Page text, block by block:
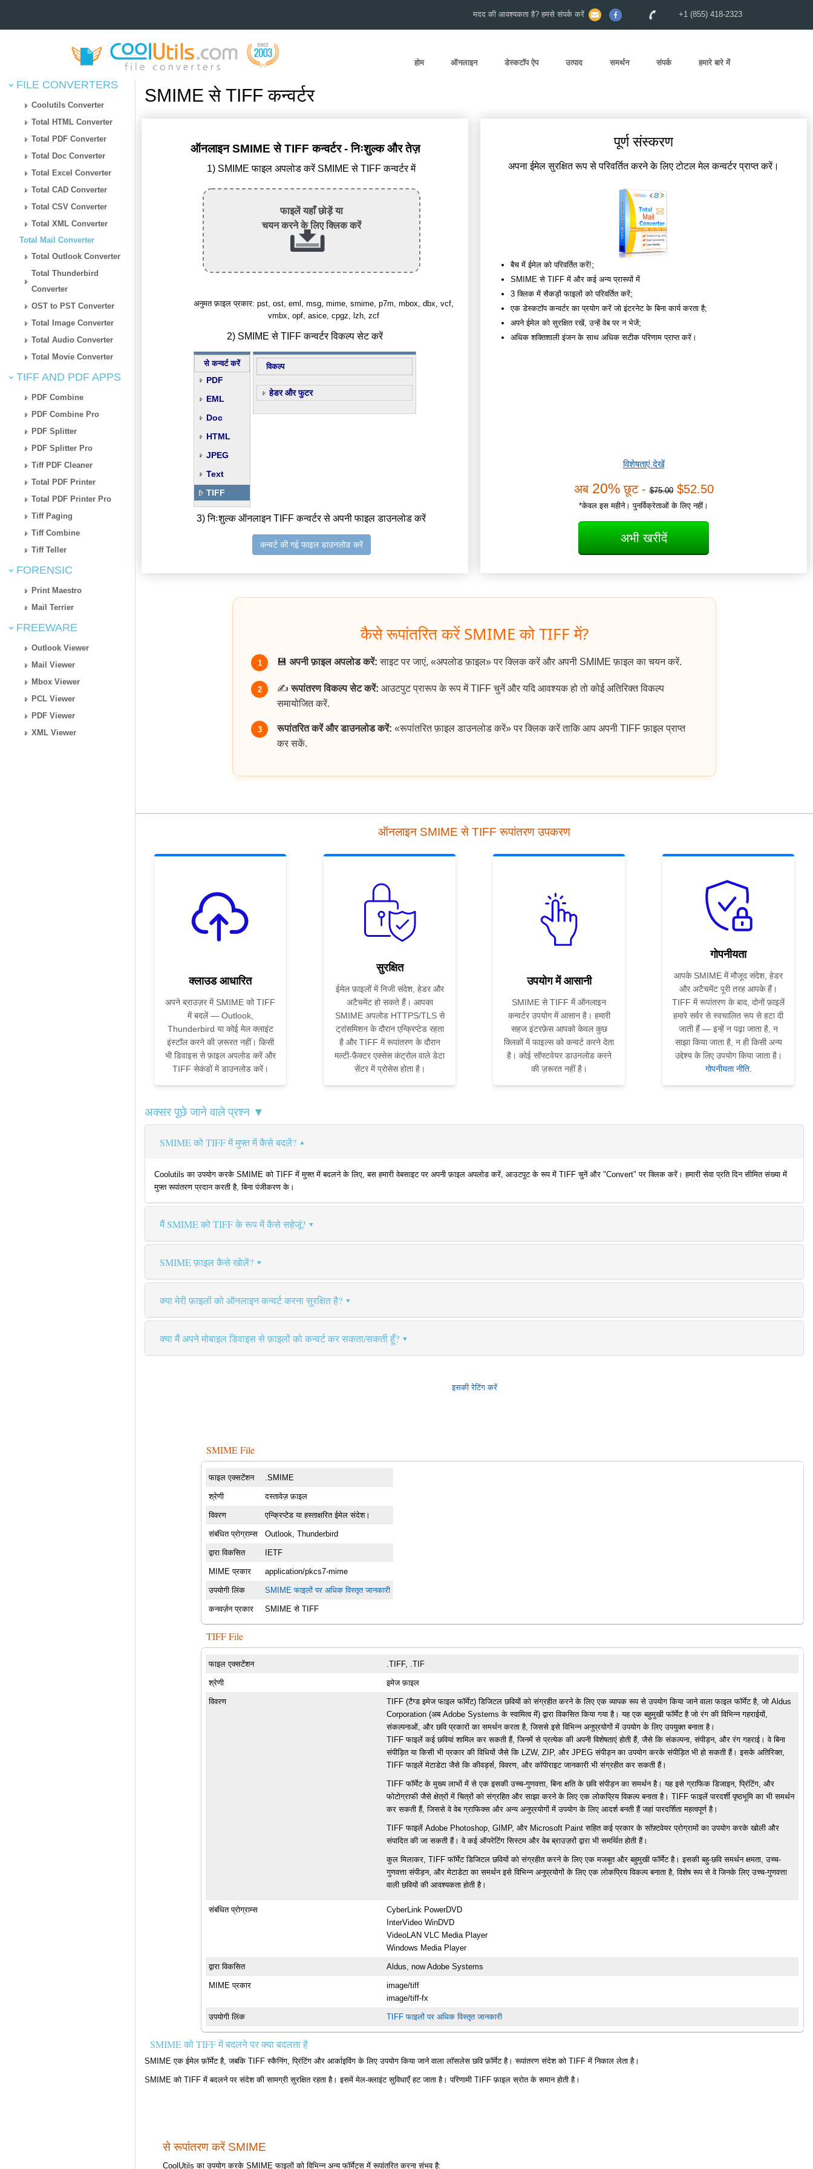
मदद की आवश्यकता है? हमसे संपर्क करें +1 (855) 418-2323
होम ऑनलाइन डेस्कटॉप ऐप उत्पाद समर्थन संपर्क हमारे बारे में
FILE CONVERTERS
Coolutils Converter
Total HTML Converter
Total PDF Converter
Total Doc Converter
Total Excel Converter
Total CAD Converter
Total CSV Converter
Total XML Converter
Total Mail Converter
Total Outlook Converter
Total Thunderbird
Converter
OST to PST Converter
Total Image Converter
Total Audio Converter
Total Movie Converter
TIFF AND PDF APPS
PDF Combine
PDF Combine Pro
PDF Splitter
PDF Splitter Pro
Tiff PDF Cleaner
Total PDF Printer
Total PDF Printer Pro
Tiff Paging
Tiff Combine
Tiff Teller
FORENSIC
Print Maestro
Mail Terrier
FREEWARE
Outlook Viewer
Mail Viewer
Mbox Viewer
PCL Viewer
PDF Viewer
XML Viewer
SMIME से TIFF कन्वर्टर
ऑनलाइन SMIME से TIFF कन्वर्टर - निःशुल्क और तेज़
1) SMIME फाइल अपलोड करें SMIME से TIFF कन्वर्टर में
फाइलें यहाँ छोड़ें या
चयन करने के लिए क्लिक करें
अनुमत फ़ाइल प्रकार: pst, ost, eml, msg, mime, smime, p7m, mbox, dbx, vcf,
vmbx, opf, asice, cpgz, lzh, zcf
2) SMIME से TIFF कन्वर्टर विकल्प सेट करें
से कन्वर्ट करें
PDF
EML
Doc
HTML
JPEG
Text
TIFF
विकल्प
हेडर और फुटर
3) निःशुल्क ऑनलाइन TIFF कन्वर्टर से अपनी फाइल डाउनलोड करें
कन्वर्ट की गई फाइल डाउनलोड करें
पूर्ण संस्करण
अपना ईमेल सुरक्षित रूप से परिवर्तित करने के लिए टोटल मेल कन्वर्टर प्राप्त करें।
बैच में ईमेल को परिवर्तित करें!;
SMIME से TIFF में और कई अन्य प्रारूपों में
3 क्लिक में सैकड़ों फाइलों को परिवर्तित करें;
एक डेस्कटॉप कन्वर्टर का प्रयोग करें जो इंटरनेट के बिना कार्य करता है;
अपने ईमेल को सुरक्षित रखें, उन्हें वेब पर न भेजें;
अधिक शक्तिशाली इंजन के साथ अधिक सटीक परिणाम प्राप्त करें।
विशेषताएं देखें
अब 20%छूट -$75.00$52.50
*केवल इस महीने। पुनर्विक्रेताओं के लिए नहीं।
अभी खरीदें
कैसे रूपांतरित करें SMIME को TIFF में?
1 💾 अपनी फ़ाइल अपलोड करें: साइट पर जाएं, «अपलोड फ़ाइल» पर क्लिक करें और अपनी SMIME फ़ाइल का चयन करें.
2 ✍️रूपांतरण विकल्प सेट करें: आउटपुट प्रारूप के रूप में TIFF चुनें और यदि आवश्यक हो तो कोई अतिरिक्त विकल्प
समायोजित करें.
3 रूपांतरित करें और डाउनलोड करें: «रूपांतरित फ़ाइल डाउनलोड करें» पर क्लिक करें ताकि आप अपनी TIFF फ़ाइल प्राप्त
कर सकें.
ऑनलाइन SMIME से TIFF रूपांतरण उपकरण
क्लाउड आधारित
अपने ब्राउज़र में SMIME को TIFF
में बदलें — Outlook,
Thunderbird या कोई मेल क्लाइंट
इंस्टॉल करने की ज़रूरत नहीं। किसी
भी डिवाइस से फ़ाइल अपलोड करें और
TIFF सेकंडों में डाउनलोड करें।
सुरक्षित
ईमेल फ़ाइलों में निजी संदेश, हेडर और
अटैचमेंट हो सकते हैं। आपका
SMIME अपलोड HTTPS/TLS से
ट्रांसमिशन के दौरान एन्क्रिप्टेड रहता
है और TIFF में रूपांतरण के दौरान
मल्टी-फ़ैक्टर एक्सेस कंट्रोल वाले डेटा
सेंटर में प्रोसेस होता है।
उपयोग में आसानी
SMIME से TIFF में ऑनलाइन
कन्वर्टर उपयोग में आसान है। हमारी
सहज इंटरफ़ेस आपको केवल कुछ
क्लिकों में फाइल्स को कन्वर्ट करने देता
है। कोई सॉफ्टवेयर डाउनलोड करने
की ज़रूरत नहीं है।
गोपनीयता
आपके SMIME में मौजूद संदेश, हेडर
और अटैचमेंट पूरी तरह आपके हैं।
TIFF में रूपांतरण के बाद, दोनों फ़ाइलें
हमारे सर्वर से स्वचालित रूप से हटा दी
जाती हैं — इन्हें न पढ़ा जाता है, न
साझा किया जाता है, न ही किसी अन्य
उद्देश्य के लिए उपयोग किया जाता है।
गोपनीयता नीति.
अक्सर पूछे जाने वाले प्रश्न ▼
SMIME को TIFF में मुफ्त में कैसे बदलें?
Coolutils का उपयोग करके SMIME को TIFF में मुफ्त में बदलने के लिए, बस हमारी वेबसाइट पर अपनी फ़ाइल अपलोड करें, आउटपुट के रूप में TIFF चुनें और "Convert" पर क्लिक करें। हमारी सेवा प्रति दिन सीमित संख्या में
मुफ्त रूपांतरण प्रदान करती है, बिना पंजीकरण के।
मैं SMIME को TIFF के रूप में कैसे सहेजूं?
SMIME फ़ाइल कैसे खोलें?
क्या मेरी फ़ाइलों को ऑनलाइन कन्वर्ट करना सुरक्षित है?
क्या मैं अपने मोबाइल डिवाइस से फ़ाइलों को कन्वर्ट कर सकता/सकती हूँ?
इसकी रेटिंग करें
SMIME File
फाइल एक्सटेंशन .SMIME
श्रेणी दस्तावेज़ फ़ाइल
विवरण एन्क्रिप्टेड या हस्ताक्षरित ईमेल संदेश।
संबंधित प्रोग्राम्स Outlook, Thunderbird
द्वारा विकसित IETF
MIME प्रकार application/pkcs7-mime
उपयोगी लिंक SMIME फाइलों पर अधिक विस्तृत जानकारी
कनवर्ज़न प्रकार SMIME से TIFF
TIFF File
फाइल एक्सटेंशन .TIFF, .TIF
श्रेणी इमेज फ़ाइल
विवरण
TIFF (टैग्ड इमेज फाइल फॉर्मेट) डिजिटल छवियों को संग्रहीत करने के लिए एक व्यापक रूप से उपयोग किया जाने वाला फाइल फॉर्मेट है, जो Aldus
Corporation (अब Adobe Systems के स्वामित्व में) द्वारा विकसित किया गया है। यह एक बहुमुखी फॉर्मेट है जो रंग की विभिन्न गहराईयों,
संकल्पनाओं, और छवि प्रकारों का समर्थन करता है, जिससे इसे विभिन्न अनुप्रयोगों में उपयोग के लिए उपयुक्त बनाता है।
TIFF फाइलें कई छवियां शामिल कर सकती हैं, जिनमें से प्रत्येक की अपनी विशेषताएं होती हैं, जैसे कि संकल्पना, संपीड़न, और रंग गहराई। वे बिना
संपीड़ित या किसी भी प्रकार की विधियों जैसे कि LZW, ZIP, और JPEG संपीड़न का उपयोग करके संपीड़ित भी हो सकती हैं। इसके अतिरिक्त,
TIFF फाइलें मेटाडेटा जैसे कि कीवर्ड्स, विवरण, और कॉपीराइट जानकारी भी संग्रहीत कर सकती हैं।
TIFF फॉर्मेट के मुख्य लाभों में से एक इसकी उच्च-गुणवत्ता, बिना क्षति के छवि संपीड़न का समर्थन है। यह इसे ग्राफिक डिजाइन, प्रिंटिंग, और
फोटोग्राफी जैसे क्षेत्रों में चित्रों को संग्रहित और साझा करने के लिए एक लोकप्रिय विकल्प बनाता है। TIFF फाइलें पारदर्शी पृष्ठभूमि का भी समर्थन
कर सकती हैं, जिससे वे वेब ग्राफिक्स और अन्य अनुप्रयोगों में उपयोग के लिए आदर्श बनती हैं जहां पारदर्शिता महत्वपूर्ण है।
TIFF फाइलें Adobe Photoshop, GIMP, और Microsoft Paint सहित कई प्रकार के सॉफ़्टवेयर प्रोग्रामों का उपयोग करके खोली और
संपादित की जा सकती हैं। वे कई ऑपरेटिंग सिस्टम और वेब ब्राउज़रों द्वारा भी समर्थित होती हैं।
कुल मिलाकर, TIFF फॉर्मेट डिजिटल छवियों को संग्रहीत करने के लिए एक मजबूत और बहुमुखी फॉर्मेट है। इसकी बहु-छवि समर्थन क्षमता, उच्च-
गुणवत्ता संपीड़न, और मेटाडेटा का समर्थन इसे विभिन्न अनुप्रयोगों के लिए एक लोकप्रिय विकल्प बनाता है, विशेष रूप से वे जिनके लिए उच्च-गुणवत्ता
वाली छवियों की आवश्यकता होती है।
संबंधित प्रोग्राम्स
CyberLink PowerDVD
InterVideo WinDVD
VideoLAN VLC Media Player
Windows Media Player
द्वारा विकसित Aldus, now Adobe Systems
MIME प्रकार
image/tiff
image/tiff-fx
उपयोगी लिंक TIFF फाइलों पर अधिक विस्तृत जानकारी
SMIME को TIFF में बदलने पर क्या बदलता है
SMIME एक ईमेल फ़ॉर्मेट है, जबकि TIFF स्कैनिंग, प्रिंटिंग और आर्काइविंग के लिए उपयोग किया जाने वाला लॉसलेस छवि फ़ॉर्मेट है। रूपांतरण संदेश को TIFF में निकाल लेता है।
SMIME को TIFF में बदलने पर संदेश की सामग्री सुरक्षित रहता है। इसमें मेल-क्लाइंट सुविधाएँ हट जाता है। परिणामी TIFF फ़ाइल स्रोत के समान होती है।
से रूपांतरण करें SMIME
CoolUtils का उपयोग करके SMIME फाइलों को विभिन्न अन्य फॉर्मेट्स में रूपांतरित करना संभव है: